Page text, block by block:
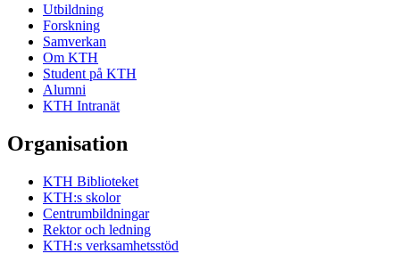
Utbildning
Forskning
Samverkan
Om KTH
Student på KTH
Alumni
KTH Intranät
Organisation
KTH Biblioteket
KTH:s skolor
Centrumbildningar
Rektor och ledning
KTH:s verksamhetsstöd